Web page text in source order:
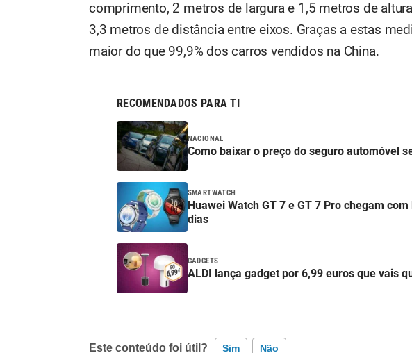
comprimento, 2 metros de largura e 1,5 metros de
3,3 metros de distância entre eixos. Graças a estas
maior do que 99,9% dos carros vendidos na China.
RECOMENDADOS PARA TI
NACIONAL
Como baixar o preço do seguro automóvel
SMARTWATCH
Huawei Watch GT 7 e GT 7 Pro chegam
dias
GADGETS
ALDI lança gadget por 6,99 euros que vais
Este conteúdo foi útil? Sim Não